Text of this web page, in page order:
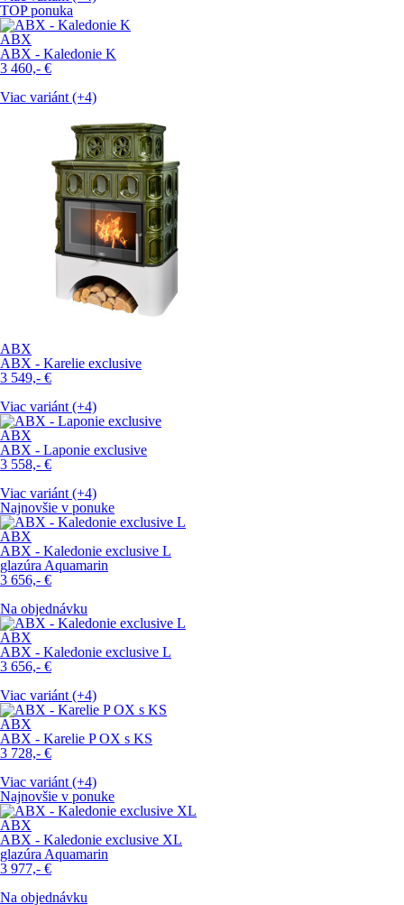
TOP ponuka
ABX
ABX - Kaledonie K
3 460,- €
Viac variánt (+4)
ABX
ABX - Karelie exclusive
3 549,- €
Viac variánt (+4)
ABX
ABX - Laponie exclusive
3 558,- €
Viac variánt (+4)
Najnovšie v ponuke
ABX
ABX - Kaledonie exclusive L
glazúra Aquamarin
3 656,- €
Na objednávku
ABX
ABX - Kaledonie exclusive L
3 656,- €
Viac variánt (+4)
ABX
ABX - Karelie P OX s KS
3 728,- €
Viac variánt (+4)
Najnovšie v ponuke
ABX
ABX - Kaledonie exclusive XL
glazúra Aquamarin
3 977,- €
Na objednávku